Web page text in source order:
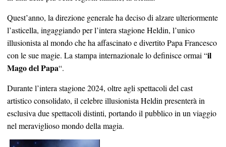
Quest’anno, la direzione generale ha deciso di alzare ulteriormente
l’asticella, ingaggiando per l’intera stagione Heldin, l’unico
illusionista al mondo che ha affascinato e divertito Papa Francesco
con le sue magie. La stampa internazionale lo definisce ormai “il
Mago del Papa“.
Durante l’intera stagione 2024, oltre agli spettacoli del cast
artistico consolidato, il celebre illusionista Heldin presenterà in
esclusiva due spettacoli distinti, portando il pubblico in un viaggio
nel meraviglioso mondo della magia.